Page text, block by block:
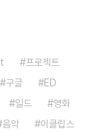
It
프로젝트
구글
ED
일드
영화
음악
이클립스